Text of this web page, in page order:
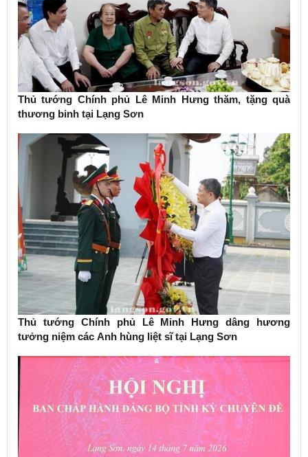
Thủ tướng Chính phủ Lê Minh Hưng thăm, tặng quà
thương binh tại Lạng Sơn
Thủ tướng Chính phủ Lê Minh Hưng dâng hương
tưởng niệm các Anh hùng liệt sĩ tại Lạng Sơn